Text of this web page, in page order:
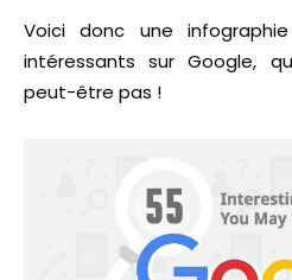
Voici donc une
intéressants sur Google,
peut-être pas !